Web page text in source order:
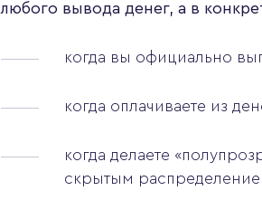
любого вывода денег, а в
когда вы официально
когда оплачиваете из
когда делаете
скрытым